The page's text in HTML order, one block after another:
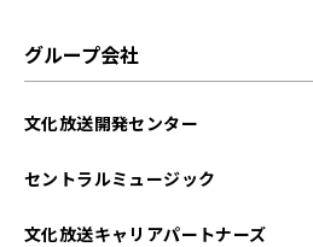
グループ会社
文化放送開発センター
セントラルミュージック
文化放送キャリアパートナーズ